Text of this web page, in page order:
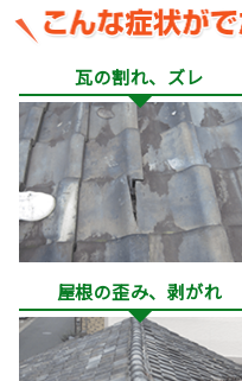
瓦の割れ、ズレ
屋根の歪み、剥がれ